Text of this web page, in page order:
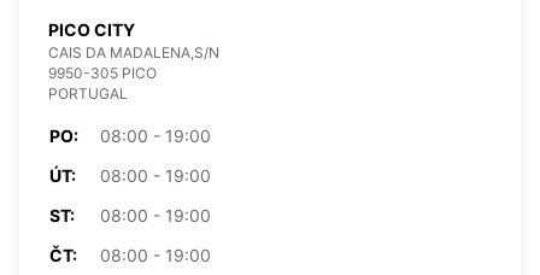
PICO CITY
CAIS DA MADALENA,S/N
9950-305 PICO
PORTUGAL
PO:
08:00 - 19:00
ÚT:
08:00 - 19:00
ST:
08:00 - 19:00
ČT:
08:00 - 19:00